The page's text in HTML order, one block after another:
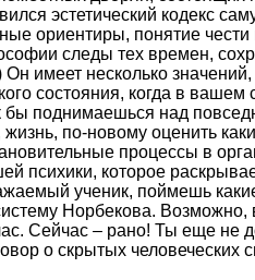
эстетический кодекс
ориентиры, понятие чести
следы тех времен,
имеет несколько
состояния, когда в вашем
бы поднимаешься над
по-новому оценить
процессы в
психики, которое
ученик, поймешь
Норбекова. Возможно,
Сейчас – рано! Ты еще не
о скрытых человеческих